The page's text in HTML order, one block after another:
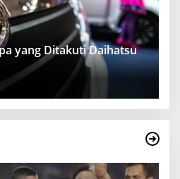
yang Ditakuti Daihatsu